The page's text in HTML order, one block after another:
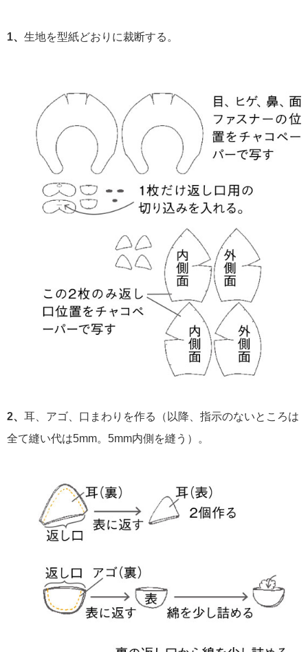
1、 生地を型紙どおりに裁断する。
2、 耳、アゴ、口まわりを作る（以降、指示のないところは
全て縫い代は5mm。5mm内側を縫う）。